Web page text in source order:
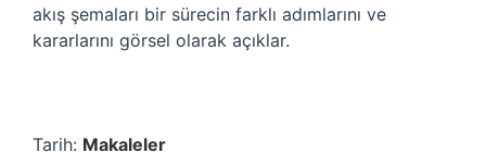
akış şemaları bir sürecin farklı adımlarını ve
kararlarını görsel olarak açıklar.
Tarih: Makaleler